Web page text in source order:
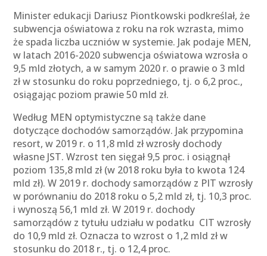
Minister edukacji Dariusz Piontkowski podkreślał, że
subwencja oświatowa z roku na rok wzrasta, mimo
że spada liczba uczniów w systemie. Jak podaje MEN,
w latach 2016-2020 subwencja oświatowa wzrosła o
9,5 mld złotych, a w samym 2020 r. o prawie o 3 mld
zł w stosunku do roku poprzedniego, tj. o 6,2 proc.,
osiągając poziom prawie 50 mld zł.
Według MEN optymistyczne są także dane
dotyczące dochodów samorządów. Jak przypomina
resort, w 2019 r. o 11,8 mld zł wzrosły dochody
własne JST. Wzrost ten sięgał 9,5 proc. i osiągnął
poziom 135,8 mld zł (w 2018 roku była to kwota 124
mld zł). W 2019 r. dochody samorządów z PIT wzrosły
w porównaniu do 2018 roku o 5,2 mld zł, tj. 10,3 proc.
i wynoszą 56,1 mld zł. W 2019 r. dochody
samorządów z tytułu udziału w podatku CIT wzrosły
do 10,9 mld zł. Oznacza to wzrost o 1,2 mld zł w
stosunku do 2018 r., tj. o 12,4 proc.